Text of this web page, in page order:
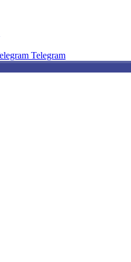
Telegram